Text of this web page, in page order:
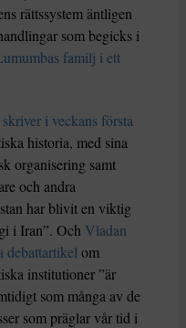
rättssystem äntligen
som begicks i
familj i ett
i veckans första
historia, med sina
organisering samt
och andra
har blivit en viktig
i Iran”. Och Vladan
debattartikel om
institutioner ”är
som många av de
som präglar vår tid i